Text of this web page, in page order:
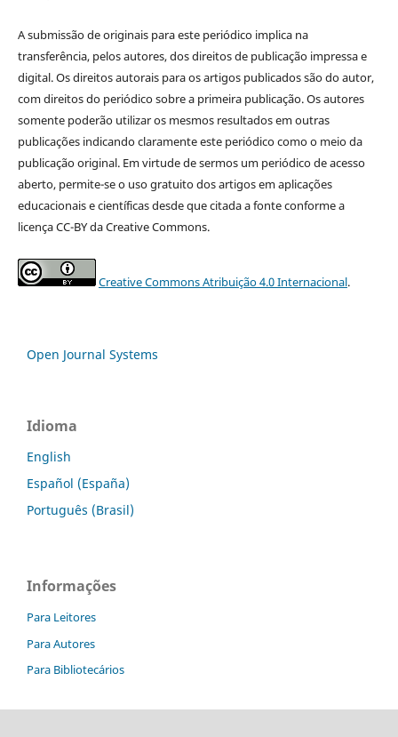
A submissão de originais para este periódico implica na
transferência, pelos autores, dos direitos de publicação impressa e
digital. Os direitos autorais para os artigos publicados são do autor,
com direitos do periódico sobre a primeira publicação. Os autores
somente poderão utilizar os mesmos resultados em outras
publicações indicando claramente este periódico como o meio da
publicação original. Em virtude de sermos um periódico de acesso
aberto, permite-se o uso gratuito dos artigos em aplicações
educacionais e científicas desde que citada a fonte conforme a
licença CC-BY da Creative Commons.
Creative Commons Atribuição 4.0 Internacional.
Open Journal Systems
Idioma
English
Español (España)
Português (Brasil)
Informações
Para Leitores
Para Autores
Para Bibliotecários